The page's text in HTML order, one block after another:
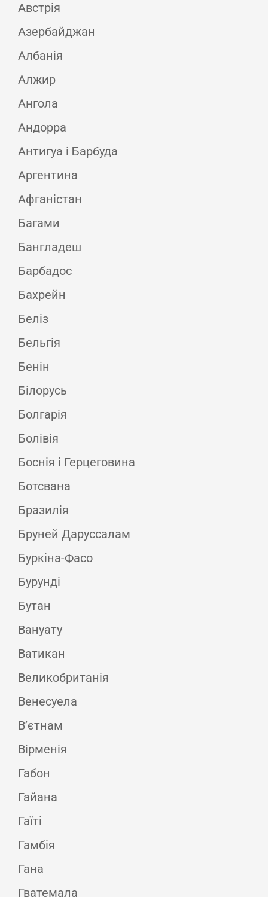
Австрія
Азербайджан
Албанія
Алжир
Ангола
Андорра
Антигуа і Барбуда
Аргентина
Афганістан
Багами
Бангладеш
Барбадос
Бахрейн
Беліз
Бельгія
Бенін
Білорусь
Болгарія
Болівія
Боснія і Герцеговина
Ботсвана
Бразилія
Бруней Даруссалам
Буркіна-Фасо
Бурунді
Бутан
Вануату
Ватикан
Великобританія
Венесуела
В’єтнам
Вірменія
Габон
Гайана
Гаїті
Гамбія
Гана
Гватемала